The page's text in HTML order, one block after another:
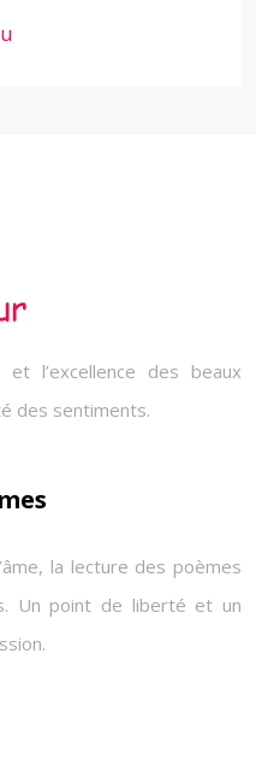
l’excellence des beaux
des sentiments.
la lecture des poèmes
Un point de liberté et un